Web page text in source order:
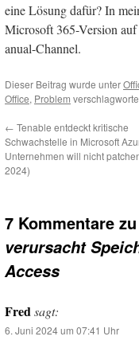
eine Lösung dafür? In
Microsoft 365-Version
anual-Channel.
Dieser Beitrag wurde unter
Office, Problem
← Tenable entdeckt kritische
Schwachstelle in Microsoft
Unternehmen will nicht
2024)
7 Kommentare zu
verursacht
Access
Fredsagt:
6. Juni 2024 um 07:41 Uhr